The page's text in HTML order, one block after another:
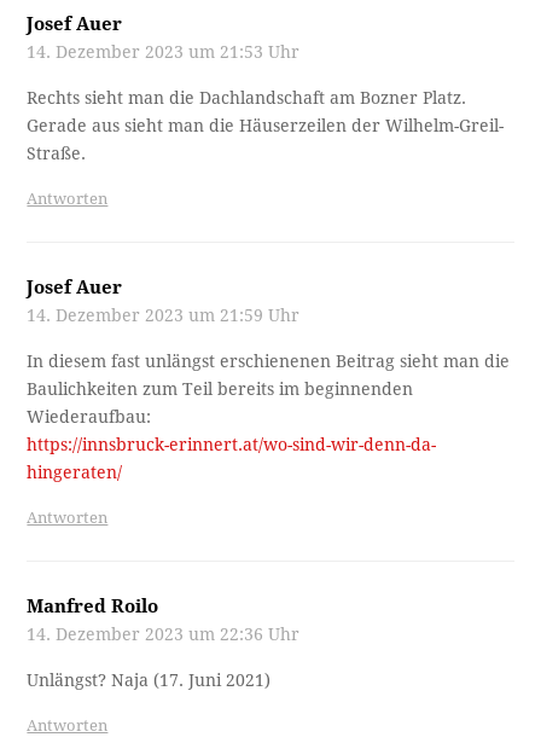
Josef Auer
14. Dezember 2023 um 21:53 Uhr
Rechts sieht man die Dachlandschaft am Bozner Platz.
Gerade aus sieht man die Häuserzeilen der Wilhelm-Greil-
Straße.
Antworten
Josef Auer
14. Dezember 2023 um 21:59 Uhr
In diesem fast unlängst erschienenen Beitrag sieht man die
Baulichkeiten zum Teil bereits im beginnenden
Wiederaufbau:
https://innsbruck-erinnert.at/wo-sind-wir-denn-da-
hingeraten/
Antworten
Manfred Roilo
14. Dezember 2023 um 22:36 Uhr
Unlängst? Naja (17. Juni 2021)
Antworten